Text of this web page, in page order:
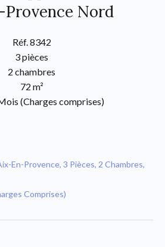
Nord
Réf. 8342
3 pièces
2 chambres
72 m²
(Charges comprises)
En-Provence, 3 Pièces, 2 Chambres,
Comprises)